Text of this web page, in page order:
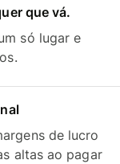
que vá.
só lugar e
de lucro
altas ao pagar